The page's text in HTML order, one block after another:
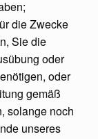
die Zwecke
Sie die
oder
oder
gemäß
solange noch
unseres